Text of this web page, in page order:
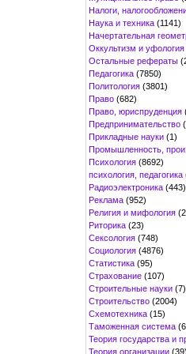
Налоги,
Наука и техника (1141)
Начертательная
Оккультизм и уфология
Остальные рефераты
Педагогика (7850)
Политология (3801)
Право (682)
Право, юриспруденция
Предпринимательство
Прикладные науки (1)
Промышленность,
Психология (8692)
психология, педагогика
Радиоэлектроника (443)
Реклама (952)
Религия и мифология
Риторика (23)
Сексология (748)
Социология (4876)
Статистика (95)
Страхование (107)
Строительные науки (7)
Строительство (2004)
Схемотехника (15)
Таможенная система
Теория государства и
Теория организации (39)